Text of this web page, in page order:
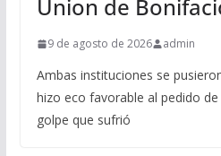
Union de
9 de agosto de 2026 admin
Ambas instituciones se
hizo eco favorable al pedido
golpe que sufrió